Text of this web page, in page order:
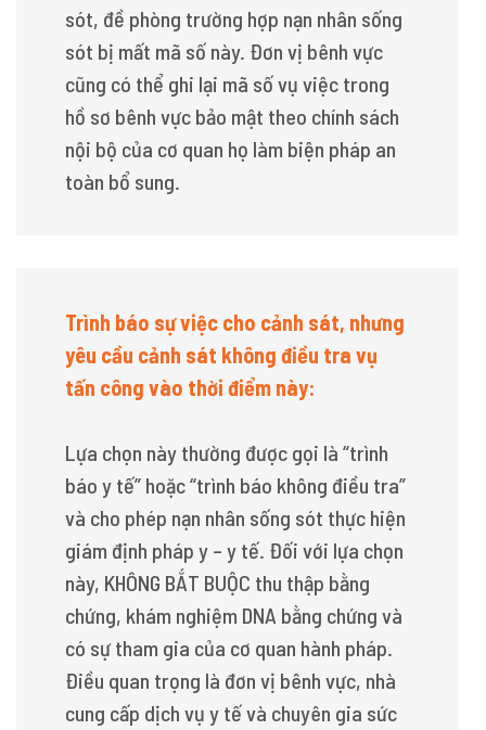
sót, đề phòng trường hợp nạn nhân sống
sót bị mất mã số này. Đơn vị bênh vực
cũng có thể ghi lại mã số vụ việc trong
hồ sơ bênh vực bảo mật theo chính sách
nội bộ của cơ quan họ làm biện pháp an
toàn bổ sung.
Trình báo sự việc cho cảnh sát, nhưng
yêu cầu cảnh sát không điều tra vụ
tấn công vào thời điểm này:
Lựa chọn này thường được gọi là “trình
báo y tế” hoặc “trình báo không điều tra”
và cho phép nạn nhân sống sót thực hiện
giám định pháp y – y tế. Đối với lựa chọn
này, KHÔNG BẮT BUỘC thu thập bằng
chứng, khám nghiệm DNA bằng chứng và
có sự tham gia của cơ quan hành pháp.
Điều quan trọng là đơn vị bênh vực, nhà
cung cấp dịch vụ y tế và chuyên gia sức